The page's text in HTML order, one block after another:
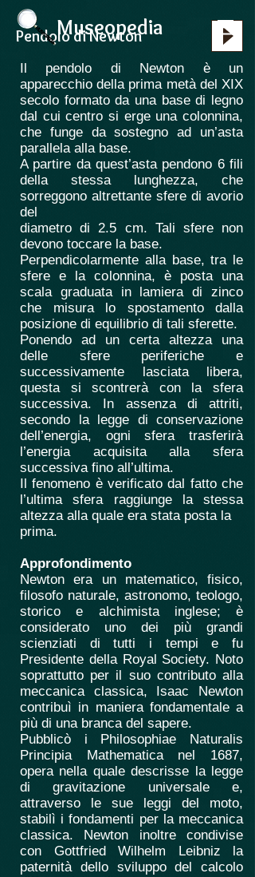
Museopedia
Pendolo di Newton
Il pendolo di Newton è un
apparecchio della prima metà del XIX
secolo formato da una base di legno
dal cui centro si erge una colonnina,
che funge da sostegno ad un’asta
parallela alla base.
A partire da quest’asta pendono 6 fili
della stessa lunghezza, che
sorreggono altrettante sfere di avorio
del
diametro di 2.5 cm. Tali sfere non
devono toccare la base.
Perpendicolarmente alla base, tra le
sfere e la colonnina, è posta una
scala graduata in lamiera di zinco
che misura lo spostamento dalla
posizione di equilibrio di tali sferette.
Ponendo ad un certa altezza una
delle sfere periferiche e
successivamente lasciata libera,
questa si scontrerà con la sfera
successiva. In assenza di attriti,
secondo la legge di conservazione
dell’energia, ogni sfera trasferirà
l’energia acquisita alla sfera
successiva fino all’ultima.
Il fenomeno è verificato dal fatto che
l’ultima sfera raggiunge la stessa
altezza alla quale era stata posta la
prima.
Approfondimento
Newton era un matematico, fisico,
filosofo naturale, astronomo, teologo,
storico e alchimista inglese; è
considerato uno dei più grandi
scienziati di tutti i tempi e fu
Presidente della Royal Society. Noto
soprattutto per il suo contributo alla
meccanica classica, Isaac Newton
contribuì in maniera fondamentale a
più di una branca del sapere.
Pubblicò i Philosophiae Naturalis
Principia Mathematica nel 1687,
opera nella quale descrisse la legge
di gravitazione universale e,
attraverso le sue leggi del moto,
stabilì i fondamenti per la meccanica
classica. Newton inoltre condivise
con Gottfried Wilhelm Leibniz la
paternità dello sviluppo del calcolo